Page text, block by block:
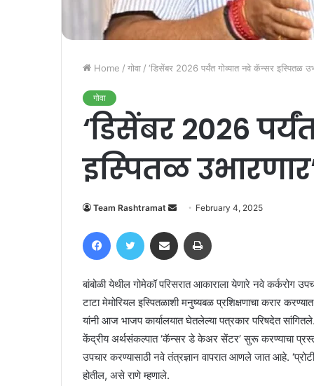
Home / गोवा / ‘डिसेंबर 2026 पर्यंत गोव्‍यात नवे कॅन्‍सर इस्‍पितळ
गोवा
‘डिसेंबर 2026
इस्‍पितळ
Team Rashtramat
Send
email
February 4, 2025
FacebookTwitter Share via Email
बांबोळी येथील गोमेकॉ परिसरात आकाराला येणारे नवे कर्करोग
टाटा मेमोरियल इस्पितळाशी मनुष्यबळ प्रशिक्षणाचा करार
यांनी आज भाजप कार्यालयात घेतलेल्या पत्रकार परिषदेत सांगितले.
केंद्रीय अर्थसंकल्पात ‘कॅन्‍सर डे केअर सेंटर’ सुरू करण्याचा
उपचार करण्यासाठी नवे तंत्रज्ञान वापरात आणले जात आहे.
होतील, असे राणे म्‍हणाले.